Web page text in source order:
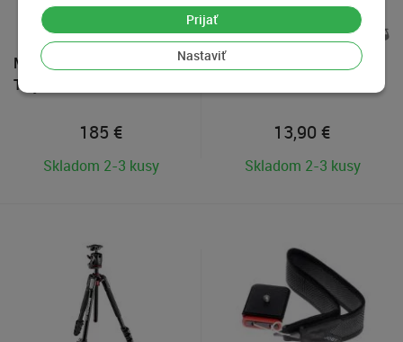
Prijať
Nastaviť
Manfrotto 468MG
Trojcestná hlava
185 €
Skladom 2-3 kusy
Manfrotto Mini Guľová
13,90 €
Skladom 2-3 kusy